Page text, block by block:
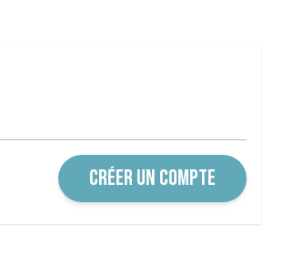
CRÉER UN COMPTE